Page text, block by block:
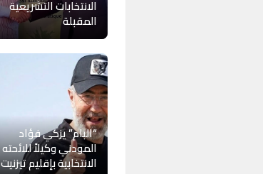
الانتخابات التشريعية
المقبلة
“البام” يزكي فؤاد
المودني وكيلاً للائحته
الانتخابية بإقليم تيزنيت